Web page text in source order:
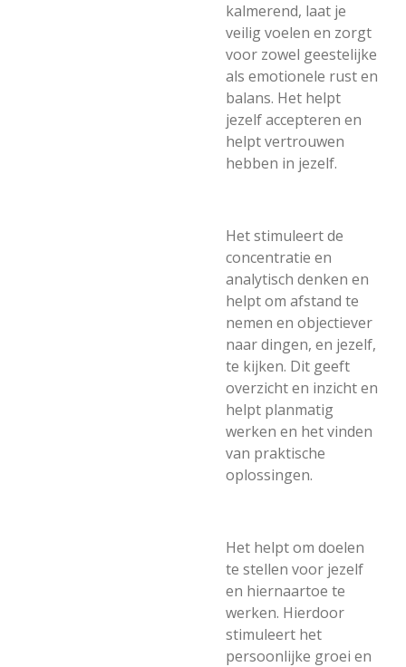
kalmerend, laat je
veilig voelen en zorgt
voor zowel geestelijke
als emotionele rust en
balans. Het helpt
jezelf accepteren en
helpt vertrouwen
hebben in jezelf.
Het stimuleert de
concentratie en
analytisch denken en
helpt om afstand te
nemen en objectiever
naar dingen, en jezelf,
te kijken. Dit geeft
overzicht en inzicht en
helpt planmatig
werken en het vinden
van praktische
oplossingen.
Het helpt om doelen
te stellen voor jezelf
en hiernaartoe te
werken. Hierdoor
stimuleert het
persoonlijke groei en